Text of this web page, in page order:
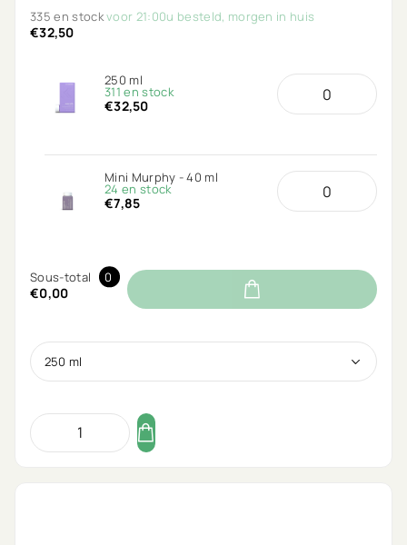
335 en stockvoor 21:00u besteld, morgen in huis
€32,50
250 ml
311 en stock
€32,50
Mini Murphy - 40 ml
24 en stock
€7,85
Sous-total 0
€0,00